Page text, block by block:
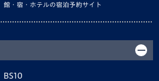
館・宿・ホテルの宿泊予約サイト
BS10